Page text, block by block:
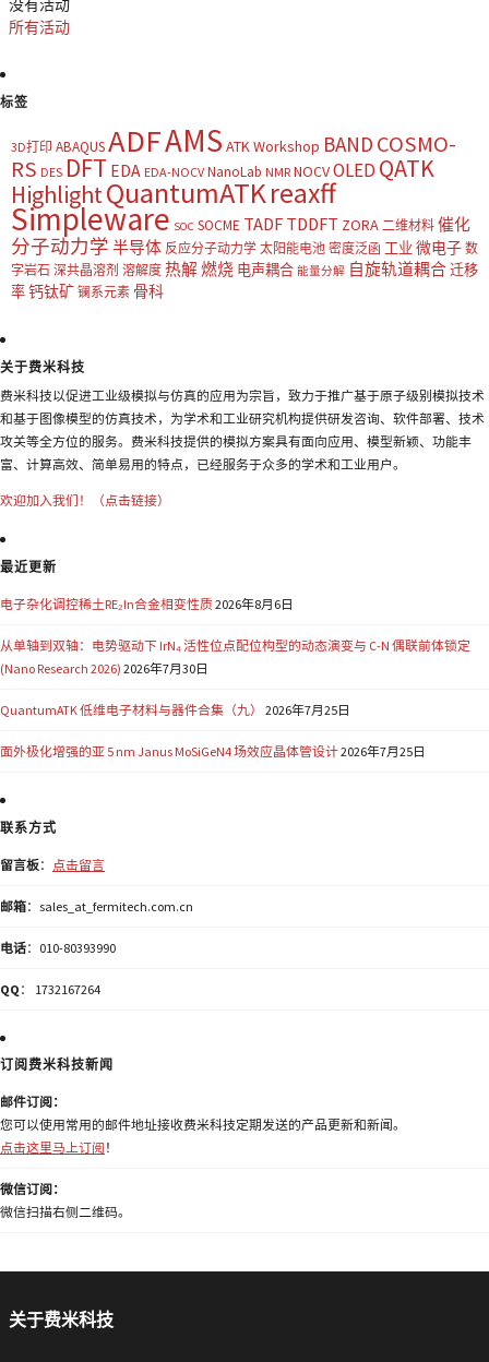
没有活动
所有活动
标签
3D打印 ABAQUSADFAMS ATK Workshop BAND COSMO-
RS DES DFT EDA EDA-NOCV NanoLab NMR NOCVOLED QATK
HighlightQuantumATKreaxff
Simpleware SOC SOCME TADF TDDFT ZORA 二维材料 催化
分子动力学 半导体 反应分子动力学 太阳能电池 密度泛函 工业 微电子 数
字岩石 深共晶溶剂 溶解度 热解燃烧 电声耦合 能量分解 自旋轨道耦合迁移
率钙钛矿 镧系元素 骨科
关于费米科技
费米科技以促进工业级模拟与仿真的应用为宗旨，致力于推广基于原子级别模拟技术
和基于图像模型的仿真技术，为学术和工业研究机构提供研发咨询、软件部署、技术
攻关等全方位的服务。费米科技提供的模拟方案具有面向应用、模型新颖、功能丰
富、计算高效、简单易用的特点，已经服务于众多的学术和工业用户。
欢迎加入我们！（点击链接）
最近更新
电子杂化调控稀土RE₂In合金相变性质2026年8月6日
从单轴到双轴：电势驱动下 IrN₄ 活性位点配位构型的动态演变与 C-N 偶联前体锁定
(Nano Research 2026) 2026年7月30日
QuantumATK 低维电子材料与器件合集（九） 2026年7月25日
面外极化增强的亚 5 nm Janus MoSiGeN4 场效应晶体管设计2026年7月25日
联系方式
留言板： 点击留言
邮箱：sales_at_fermitech.com.cn
电话：010-80393990
QQ ： 1732167264
订阅费米科技新闻
邮件订阅：
您可以使用常用的邮件地址接收费米科技定期发送的产品更新和新闻。
点击这里马上订阅 ！
微信订阅：
微信扫描右侧二维码。
关于费米科技